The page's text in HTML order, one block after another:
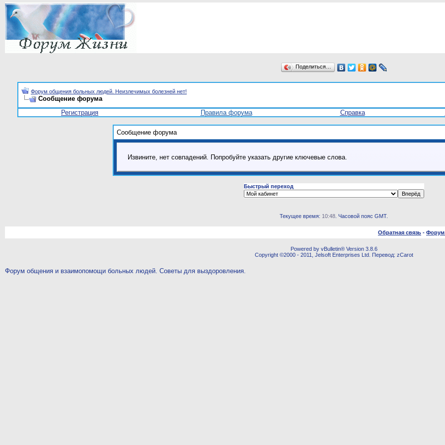
Поделиться…
Форум общения больных людей. Неизлечимых болезней нет!
Сообщение форума
Регистрация Правила форума Справка
Сообщение форума
Извините, нет совпадений. Попробуйте указать другие ключевые слова.
Быстрый переход
Текущее время: 10:48 . Часовой пояс GMT.
Обратная связь - Форум
Powered by vBulletin® Version 3.8.6
Copyright ©2000 - 2011, Jelsoft Enterprises Ltd. Перевод: zCarot
Форум общения и взаимопомощи больных людей. Советы для выздоровления.